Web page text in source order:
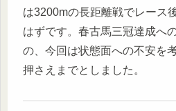
は3200mの長距離戦でレース
はずです。春古馬三冠達成へ
の、今回は状態面への不安を
押さえまでとしました。